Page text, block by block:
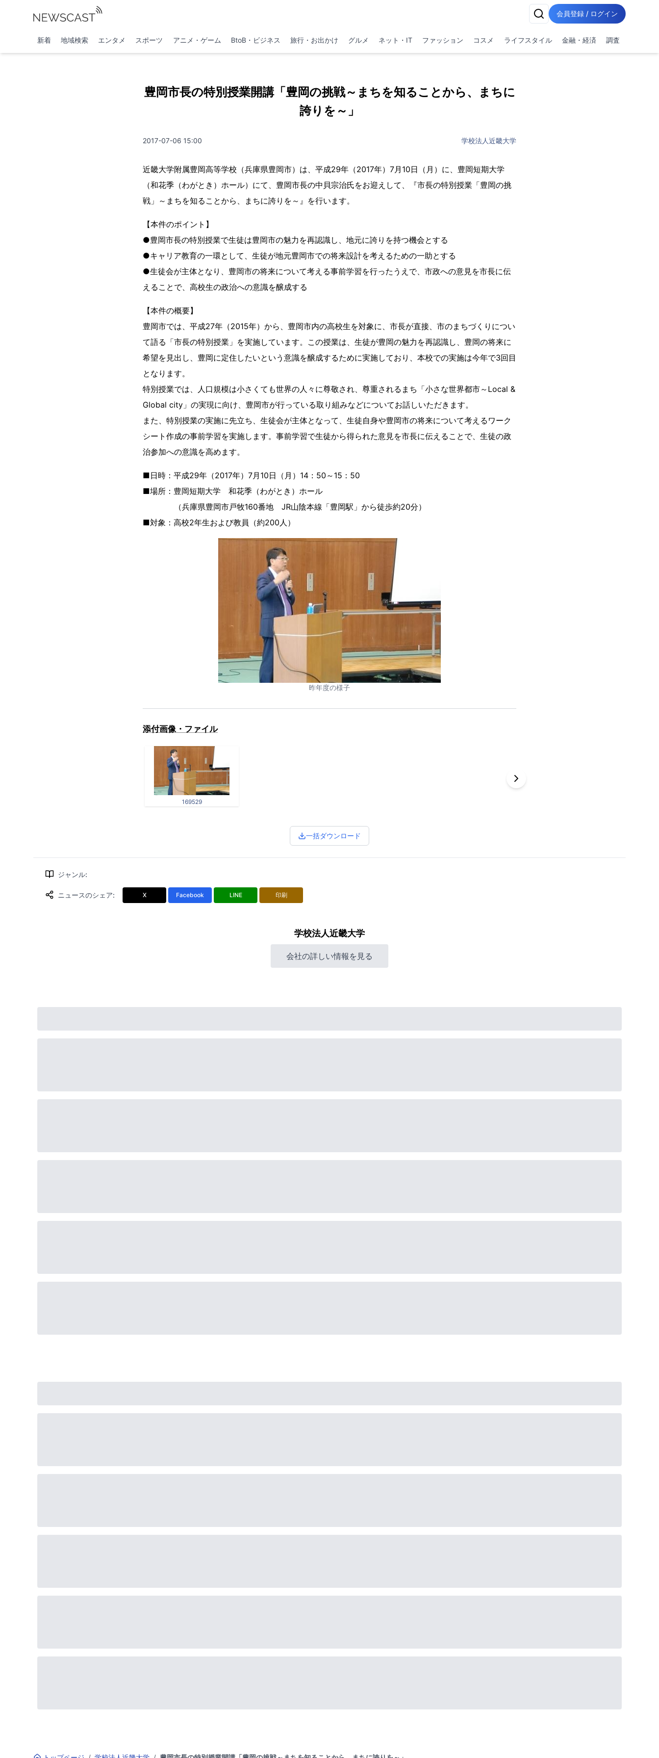
会員登録 / ログイン
新着 地域検索 エンタメ スポーツ アニメ・ゲーム BtoB・ビジネス 旅行・お出かけ グルメ ネット・IT ファッション コスメ ライフスタイル 金融・経済 調査
豊岡市長の特別授業開講「豊岡の挑戦～まちを知ることから、まちに
誇りを～」
2017-07-06 15:00 学校法人近畿大学
近畿大学附属豊岡高等学校（兵庫県豊岡市）は、平成29年（2017年）7月10日（月）に、豊岡短期大学
（和花季（わがとき）ホール）にて、豊岡市長の中貝宗治氏をお迎えして、『市長の特別授業「豊岡の挑
戦」～まちを知ることから、まちに誇りを～』を行います。
【本件のポイント】
●豊岡市長の特別授業で生徒は豊岡市の魅力を再認識し、地元に誇りを持つ機会とする
●キャリア教育の一環として、生徒が地元豊岡市での将来設計を考えるための一助とする
●生徒会が主体となり、豊岡市の将来について考える事前学習を行ったうえで、市政への意見を市長に伝
えることで、高校生の政治への意識を醸成する
【本件の概要】
豊岡市では、平成27年（2015年）から、豊岡市内の高校生を対象に、市長が直接、市のまちづくりについ
て語る「市長の特別授業」を実施しています。この授業は、生徒が豊岡の魅力を再認識し、豊岡の将来に
希望を見出し、豊岡に定住したいという意識を醸成するために実施しており、本校での実施は今年で3回目
となります。
特別授業では、人口規模は小さくても世界の人々に尊敬され、尊重されるまち「小さな世界都市～Local &
Global city」の実現に向け、豊岡市が行っている取り組みなどについてお話しいただきます。
また、特別授業の実施に先立ち、生徒会が主体となって、生徒自身や豊岡市の将来について考えるワーク
シート作成の事前学習を実施します。事前学習で生徒から得られた意見を市長に伝えることで、生徒の政
治参加への意識を高めます。
■日時：平成29年（2017年）7月10日（月）14：50～15：50
■場所：豊岡短期大学 和花季（わがとき）ホール
（兵庫県豊岡市戸牧160番地 JR山陰本線「豊岡駅」から徒歩約20分）
■対象：高校2年生および教員（約200人）
昨年度の様子
添付画像・ファイル
169529
一括ダウンロード
ジャンル:
ニュースのシェア: X Facebook LINE 印刷
学校法人近畿大学
会社の詳しい情報を見る